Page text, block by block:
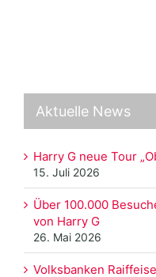
Aktuelle News
Harry G neue Tour
15. Juli 2026
Über 100.000
von Harry G
26. Mai 2026
Volksbanken